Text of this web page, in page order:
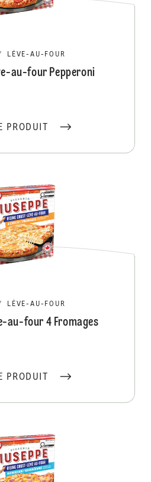
LÈVE-AU-FOUR
au-four Pepperoni
PRODUIT
LÈVE-AU-FOUR
au-four 4 Fromages
PRODUIT